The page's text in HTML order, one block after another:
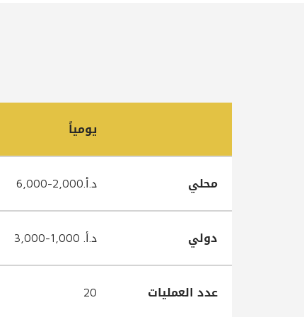
يومياً
محلي د.أ.2,000-6,000
دولي د.أ. 1,000-3,000
عدد العمليات 20